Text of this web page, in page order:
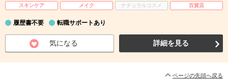
スキンケア
メイク ナチュラルコスメ 百貨店
履歴書不要 転職サポートあり
気になる 詳細を見る
ページの先頭へ戻る